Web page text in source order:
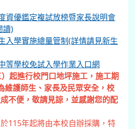
資優鑑定複試放榜暨家長說明會
讀)
入學實施總量管制(詳情請見新生
等學校免試入學作業入口網
起進行校門口地坪施工，施工期
維護師生、家長及民眾安全，校
不便，敬請見諒，並感謝您的配
115年起將由本校自辦採購，特